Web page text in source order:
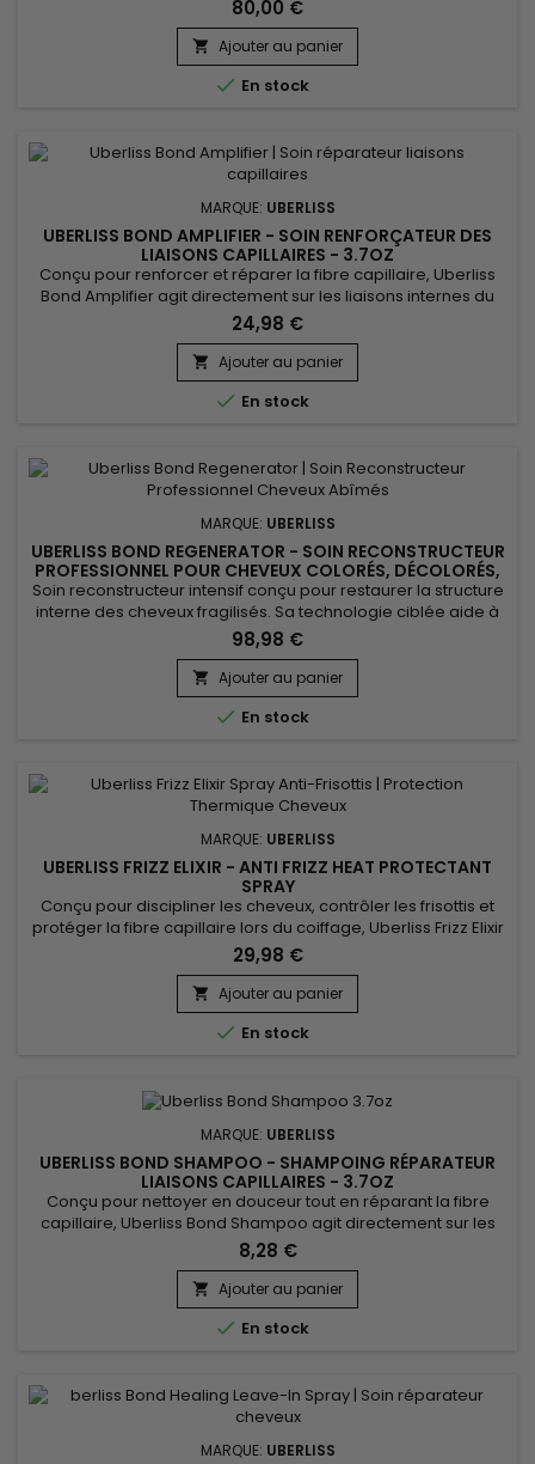
80,00 €
 Ajouter au panier
 En stock
MARQUE: UBERLISS
UBERLISS BOND AMPLIFIER - SOIN RENFORÇATEUR DES
LIAISONS CAPILLAIRES - 3.7OZ
Conçu pour renforcer et réparer la fibre capillaire, Uberliss
Bond Amplifier agit directement sur les liaisons internes du
cheveu fragilisées par les colorations, décolorations,
lissages, traitements chimiques et agressions thermiques.
Ce soin professionnel intensif aide à restaurer la structure
capillaire, à réduire la casse et à améliorer la...
24,98 €
 Ajouter au panier
 En stock
MARQUE: UBERLISS
UBERLISS BOND REGENERATOR - SOIN RECONSTRUCTEUR
PROFESSIONNEL POUR CHEVEUX COLORÉS, DÉCOLORÉS,
LISSÉS & DÉFRISÉS - 525ML
Soin reconstructeur intensif conçu pour restaurer la structure
interne des cheveux fragilisés. Sa technologie ciblée aide à
reconnecter les liaisons affaiblies par les colorations,
décolorations, défrisages, lissages et l’usage répété d’outils
chauffants. La fibre gagne en force, en élasticité et en
résistance dès les premières applications. Idéal en...
98,98 €
 Ajouter au panier
 En stock
MARQUE: UBERLISS
UBERLISS FRIZZ ELIXIR - ANTI FRIZZ HEAT PROTECTANT
SPRAY
Conçu pour discipliner les cheveux, contrôler les frisottis et
protéger la fibre capillaire lors du coiffage, Uberliss Frizz Elixir
est un spray sans rinçage thermo-protecteur idéal pour les
cheveux sujets à l’humidité et aux frisottis. Sa formule enrichie
en huile de marula, huile de moringa et vitamine E nourrit
intensément la fibre capillaire,...
29,98 €
 Ajouter au panier
 En stock
MARQUE: UBERLISS
UBERLISS BOND SHAMPOO - SHAMPOING RÉPARATEUR
LIAISONS CAPILLAIRES - 3.7OZ
Conçu pour nettoyer en douceur tout en réparant la fibre
capillaire, Uberliss Bond Shampoo agit directement sur les
liaisons internes du cheveu fragilisées par les colorations,
décolorations, lissages et agressions thermiques. Sa formule
professionnelle aide à renforcer la structure capillaire, à
réduire la casse et à préserver l’hydratation, sans...
8,28 €
 Ajouter au panier
 En stock
MARQUE: UBERLISS